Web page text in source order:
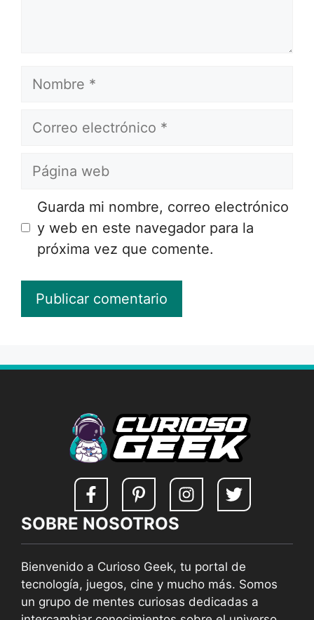
Nombre
Correo
Página
Guarda mi nombre, correo electrónico
y web en este navegador para la
próxima vez que comente.
SOBRE NOSOTROS
Bienvenido a Curioso Geek, tu portal de
tecnología, juegos, cine y mucho más. Somos
un grupo de mentes curiosas dedicadas a